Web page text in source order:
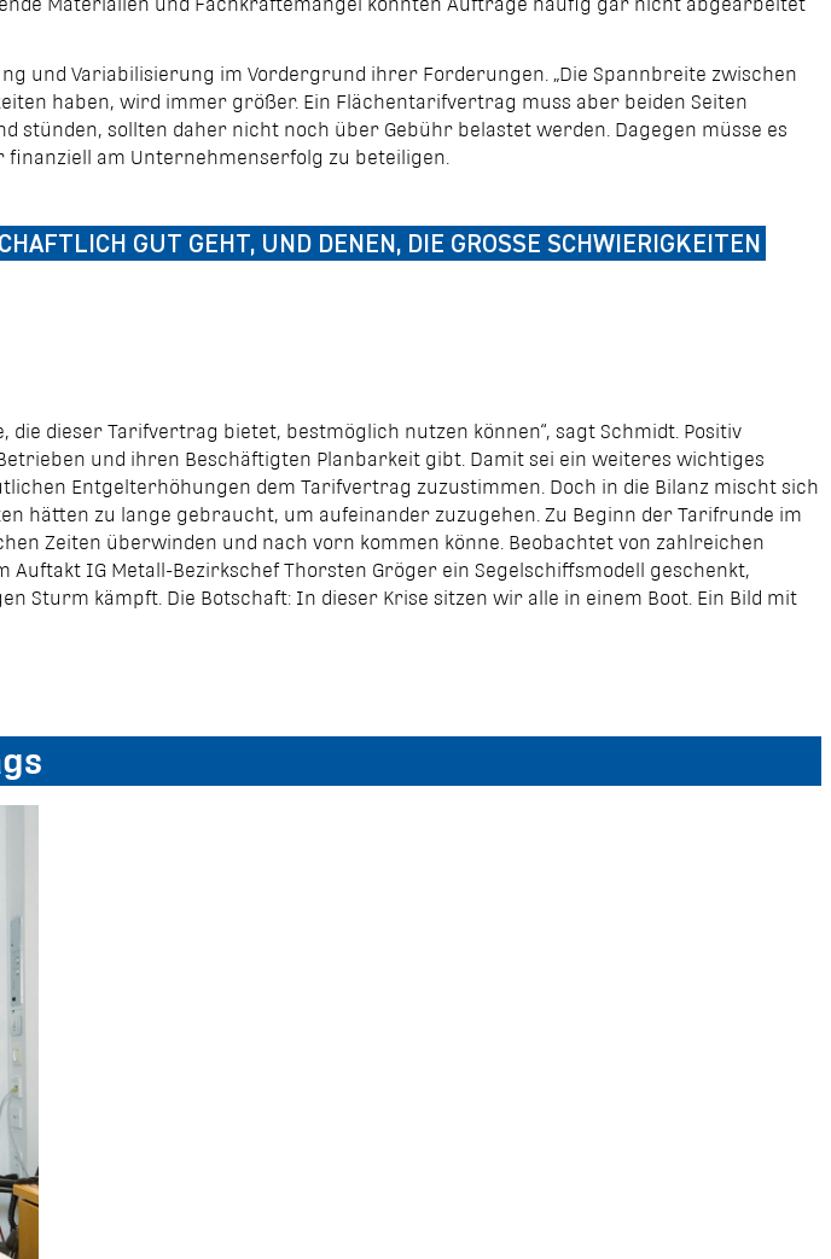
und Variabilisierung im Vordergrund ihrer Forderungen. „Die Spannbreite zwischen
haben, wird immer größer. Ein Flächentarifvertrag muss aber beiden Seiten
stünden, sollten daher nicht noch über Gebühr belastet werden. Dagegen müsse es
am Unternehmenserfolg zu beteiligen.
GUT GEHT, UND DENEN, DIE GROSSE SCHWIERIGKEITEN H
dieser Tarifvertrag bietet, bestmöglich nutzen können“, sagt Schmidt. Positiv
und ihren Beschäftigten Planbarkeit gibt. Damit sei ein weiteres wichtiges
Entgelterhöhungen dem Tarifvertrag zuzustimmen. Doch in die Bilanz mischt sich
hätten zu lange gebraucht, um aufeinander zuzugehen. Zu Beginn der Tarifrunde im
Zeiten überwinden und nach vorn kommen könne. Beobachtet von zahlreichen
IG Metall-Bezirkschef Thorsten Gröger ein Segelschiffsmodell geschenkt,
Sturm kämpft. Die Botschaft: In dieser Krise sitzen wir alle in einem Boot. Ein Bild mit